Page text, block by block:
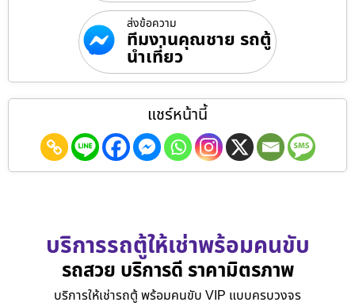
ส่งข้อความ
ทีมงานคุณชาย รถตู้
นำเที่ยว
แชร์หน้านี้
บริการรถตู้ให้เช่าพร้อมคนขับ
รถสวย บริการดี ราคามิตรภาพ
บริการให้เช่ารถตู้ พร้อมคนขับ VIP แบบครบวงจร